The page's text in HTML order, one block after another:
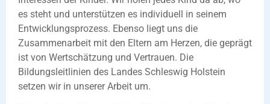
es steht und unterstützen es individuell in seinem
Entwicklungsprozess. Ebenso liegt uns die
Zusammenarbeit mit den Eltern am Herzen, die geprägt
ist von Wertschätzung und Vertrauen. Die
Bildungsleitlinien des Landes Schleswig Holstein
setzen wir in unserer Arbeit um.